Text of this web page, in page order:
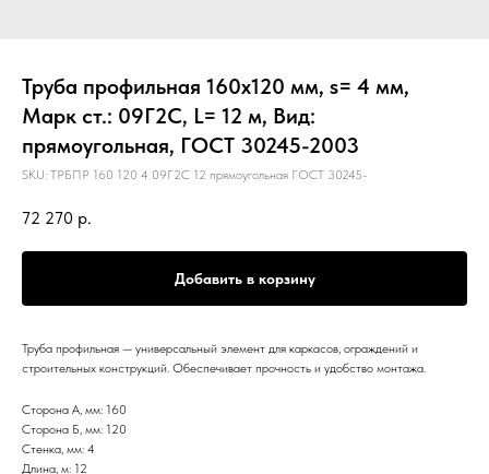
Труба профильная 160х120 мм, s= 4 мм,
Марк ст.: 09Г2С, L= 12 м, Вид:
прямоугольная, ГОСТ 30245-2003
SKU: ТРБПР 160 120 4 09Г2С 12 прямоугольная ГОСТ 30245-
72 270 р.
Добавить в корзину
Труба профильная — универсальный элемент для каркасов, ограждений и
строительных конструкций. Обеспечивает прочность и удобство монтажа.
Сторона А, мм: 160
Сторона Б, мм: 120
Стенка, мм: 4
Длина, м: 12